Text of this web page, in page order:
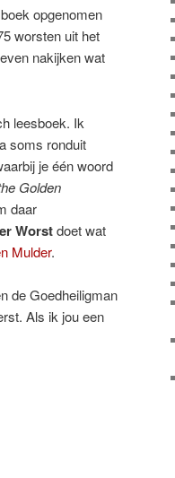
opgenomen
worsten uit het
nakijken wat
leesboek. Ik
soms ronduit
je één woord
Golden
daar
Worstdoet wat
Mulder.
de Goedheiligman
Als ik jou een